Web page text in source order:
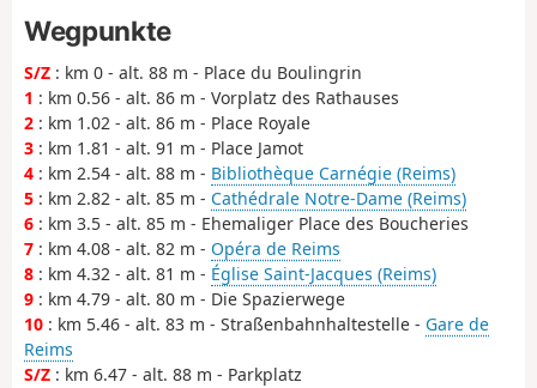
Wegpunkte
S/Z : km 0 - alt. 88 m - Place du Boulingrin
1 : km 0.56 - alt. 86 m - Vorplatz des Rathauses
2 : km 1.02 - alt. 86 m - Place Royale
3 : km 1.81 - alt. 91 m - Place Jamot
4 : km 2.54 - alt. 88 m - Bibliothèque Carnégie (Reims)
5 : km 2.82 - alt. 85 m - Cathédrale Notre-Dame (Reims)
6 : km 3.5 - alt. 85 m - Ehemaliger Place des Boucheries
7 : km 4.08 - alt. 82 m - Opéra de Reims
8 : km 4.32 - alt. 81 m - Église Saint-Jacques (Reims)
9 : km 4.79 - alt. 80 m - Die Spazierwege
10 : km 5.46 - alt. 83 m - Straßenbahnhaltestelle - Gare de
Reims
S/Z : km 6.47 - alt. 88 m - Parkplatz